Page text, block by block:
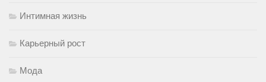
Интимная жизнь
Карьерный рост
Мода